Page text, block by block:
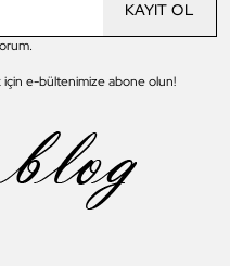
KAYIT OL
için e-bültenimize abone olun!